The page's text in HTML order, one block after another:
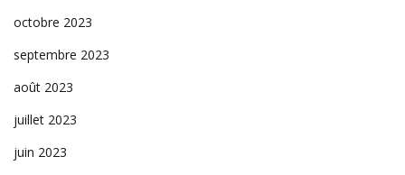
octobre 2023
septembre 2023
août 2023
juillet 2023
juin 2023